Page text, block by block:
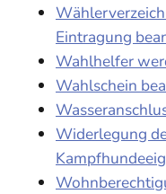
Eintragung
Wahlhelfer
Wahlschein
Widerlegung